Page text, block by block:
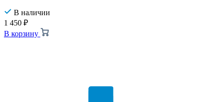
В наличии
1 450 ₽
В корзину